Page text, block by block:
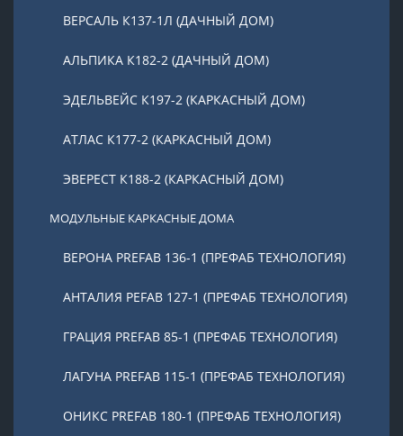
ВЕРСАЛЬ К137-1Л (ДАЧНЫЙ ДОМ)
АЛЬПИКА К182-2 (ДАЧНЫЙ ДОМ)
ЭДЕЛЬВЕЙС К197-2 (КАРКАСНЫЙ ДОМ)
АТЛАС К177-2 (КАРКАСНЫЙ ДОМ)
ЭВЕРЕСТ К188-2 (КАРКАСНЫЙ ДОМ)
МОДУЛЬНЫЕ КАРКАСНЫЕ ДОМА
ВЕРОНА PREFAB 136-1 (ПРЕФАБ ТЕХНОЛОГИЯ)
АНТАЛИЯ PEFAB 127-1 (ПРЕФАБ ТЕХНОЛОГИЯ)
ГРАЦИЯ PREFAB 85-1 (ПРЕФАБ ТЕХНОЛОГИЯ)
ЛАГУНА PREFAB 115-1 (ПРЕФАБ ТЕХНОЛОГИЯ)
ОНИКС PREFAB 180-1 (ПРЕФАБ ТЕХНОЛОГИЯ)